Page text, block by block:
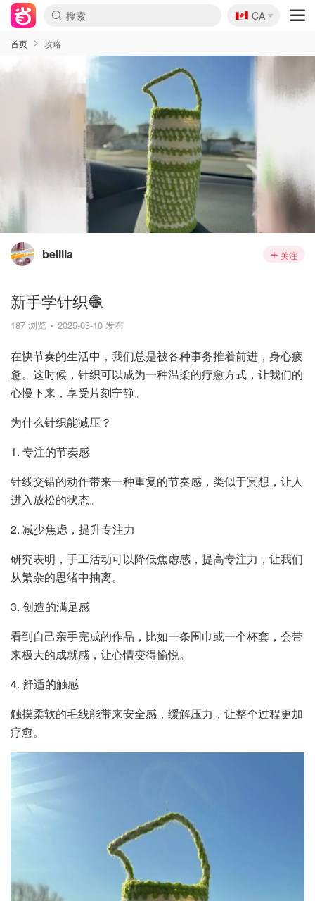
🇨🇦
CA
首页 攻略
belllla 关注
新手学针织🧶
187 浏览 2025-03-10 发布
在快节奏的生活中，我们总是被各种事务推着前进，身心疲
惫。这时候，针织可以成为一种温柔的疗愈方式，让我们的
心慢下来，享受片刻宁静。
为什么针织能减压？
1. 专注的节奏感
针线交错的动作带来一种重复的节奏感，类似于冥想，让人
进入放松的状态。
2. 减少焦虑，提升专注力
研究表明，手工活动可以降低焦虑感，提高专注力，让我们
从繁杂的思绪中抽离。
3. 创造的满足感
看到自己亲手完成的作品，比如一条围巾或一个杯套，会带
来极大的成就感，让心情变得愉悦。
4. 舒适的触感
触摸柔软的毛线能带来安全感，缓解压力，让整个过程更加
疗愈。